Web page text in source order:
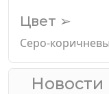
Цвет ➢
Серо-
Новости